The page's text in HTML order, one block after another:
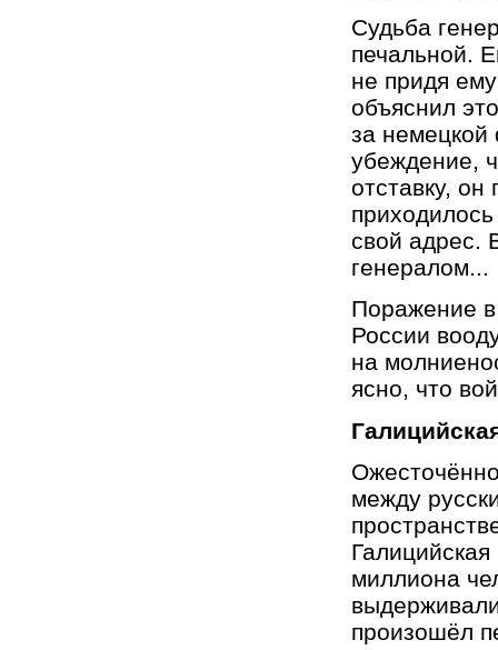
Судьба
печальной.
не придя
объяснил
за немецкой
убеждение,
отставку,
свой адрес.
генералом...
Поражение в
России
на
ясно, что
между
миллиона
произошёл